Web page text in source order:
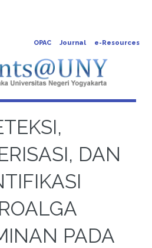
OPAC Journal e-Resources
DAN
PADA